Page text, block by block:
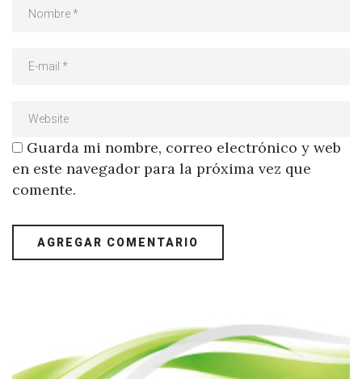
Guarda mi nombre, correo electrónico y web
en este navegador para la próxima vez que
comente.